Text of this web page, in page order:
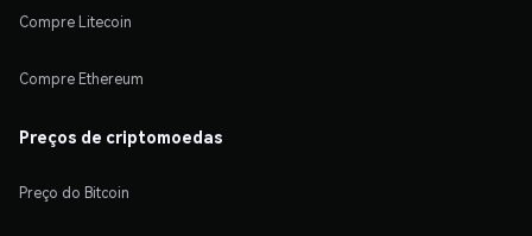
Compre Litecoin
Compre Ethereum
Preços de criptomoedas
Preço do Bitcoin